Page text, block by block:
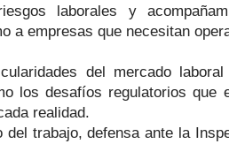
laborales y
a empresas que necesitan
del mercado
desafíos regulatorios que
realidad.
del trabajo, defensa ante la